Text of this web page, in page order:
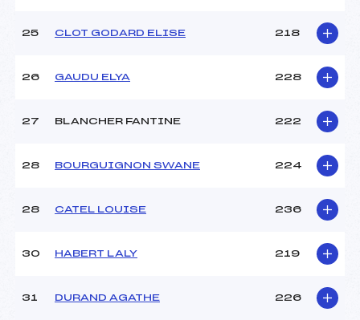
25 CLOT GODARD ELISE 218
26 GAUDU ELYA 228
27 BLANCHER FANTINE 222
28 BOURGUIGNON SWANE 224
28 CATEL LOUISE 236
30 HABERT LALY 219
31 DURAND AGATHE 226